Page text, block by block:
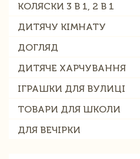
КОЛЯСКИ 3 В 1, 2 В 1
ДИТЯЧУ КІМНАТУ
ДОГЛЯД
ДИТЯЧЕ ХАРЧУВАННЯ
ІГРАШКИ ДЛЯ ВУЛИЦІ
ТОВАРИ ДЛЯ ШКОЛИ
ДЛЯ ВЕЧІРКИ